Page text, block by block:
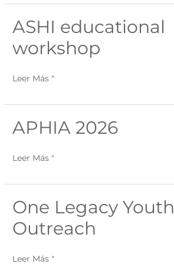
ASHI educational
workshop
ASHI
workshop
Leer Más "
APHIA 2026
APHIA
Leer Más "
One Legacy Youth
Outreach
One
Youth
Leer Más "